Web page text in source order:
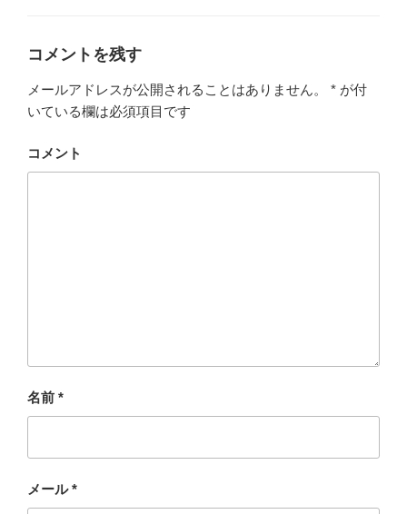
コメントを残す
メールアドレスが公開されることはありません。 * が付
いている欄は必須項目です
コメント
名前 *
メール*